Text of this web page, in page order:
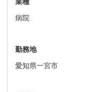
病院
勤務地
愛知県一宮市